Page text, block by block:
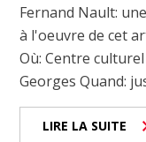
Fernand Nault:
à l'oeuvre de cet
Où: Centre
Georges Quand:
LIRE LA SUITE